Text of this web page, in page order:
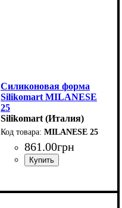
Силиконовая форма
Silikomart MILANESE
25
(53/57/53мм,h19мм,25мл)
Silikomart (Италия)
MILANESE 25
861.00грн